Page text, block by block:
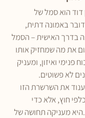
הוא סמל של
באמונה דתית,
בדרך האישית – הסמל
את מה שמחזיק אותו
פנימי ואיזון, ומעניק
לא פשוטים.
את השרשרת הזו
חוץ, אלא כדי
מעניקה תחושה של